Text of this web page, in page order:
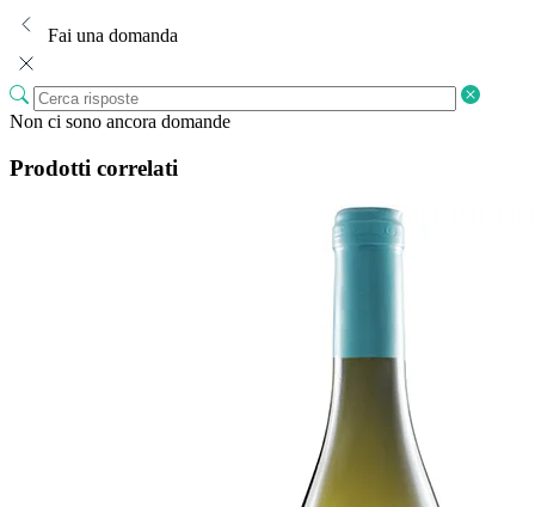
Fai una domanda
Non ci sono ancora domande
Prodotti correlati